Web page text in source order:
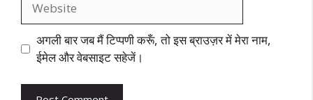
अगली बार जब मैं टिप्पणी करूँ, तो इस ब्राउज़र में मेरा नाम,
ईमेल और वेबसाइट सहेजें।